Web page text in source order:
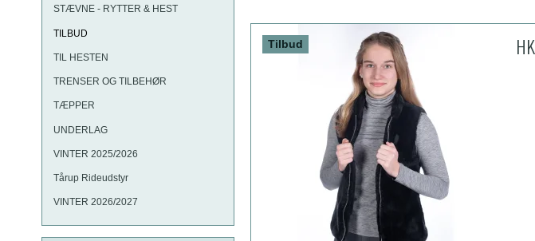
STÆVNE - RYTTER & HEST
TILBUD
TIL HESTEN
TRENSER OG TILBEHØR
TÆPPER
UNDERLAG
VINTER 2025/2026
Tårup Rideudstyr
VINTER 2026/2027
Tilbud